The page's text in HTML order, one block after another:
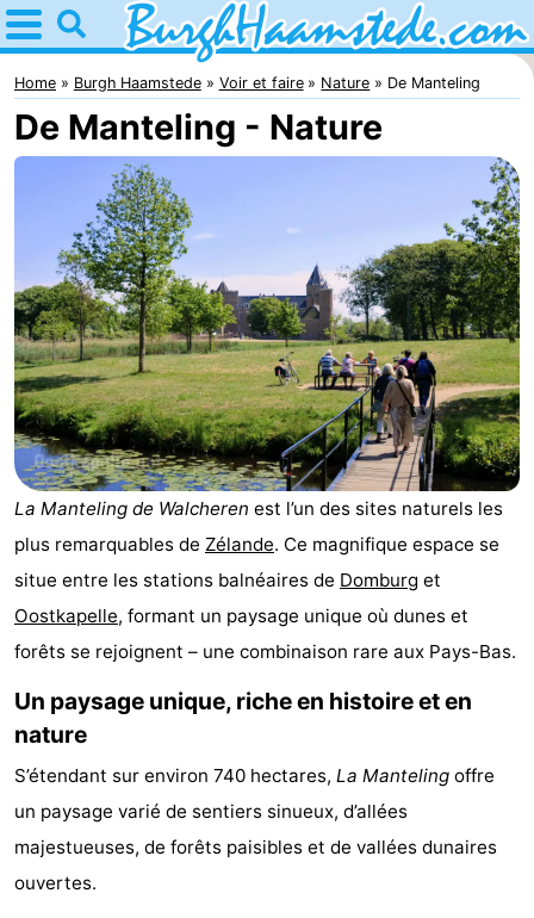
Home
Burgh
Haamstede
Astuces
enfants
Nature
Kop
van
Schouwen
Passer
la
nuit
Appartements
Campings
Chambre
d'hôtes
Chaumières
Buitenheem
-
Ginsterveld
-
Julianahoeve
-
Resort
-
Home Burgh Haamstede Voir et faire Nature De Manteling
De Manteling - Nature
La Manteling de Walcheren est l’un des sites naturels les
plus remarquables de Zélande. Ce magnifique espace se
situe entre les stations balnéaires de Domburg et
Oostkapelle, formant un paysage unique où dunes et
forêts se rejoignent – une combinaison rare aux Pays-Bas.
Un paysage unique, riche en histoire et en
nature
S’étendant sur environ 740 hectares, La Manteling offre
un paysage varié de sentiers sinueux, d’allées
majestueuses, de forêts paisibles et de vallées dunaires
ouvertes.